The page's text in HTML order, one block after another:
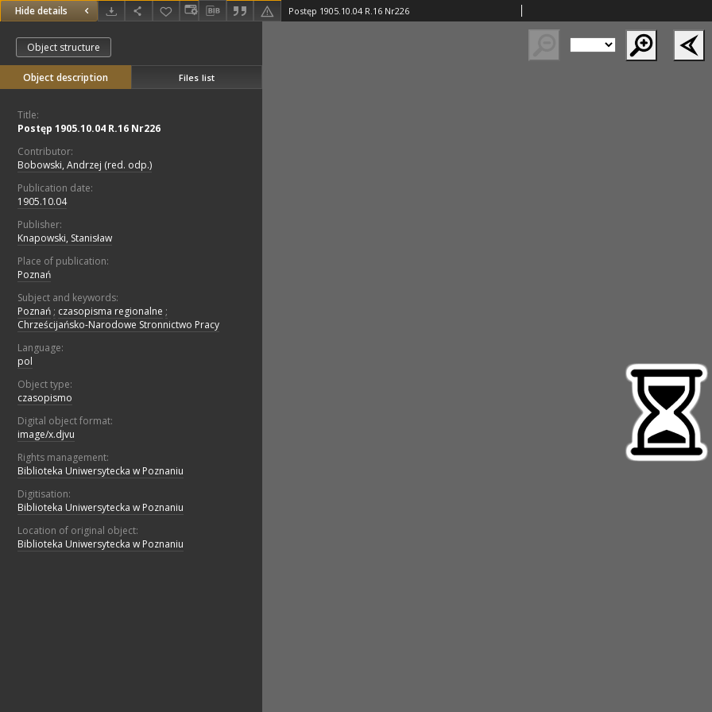
Hide details Postęp 1905.10.04 R.16 Nr226
Object structure
Object description Files list
Title:
Postęp 1905.10.04 R.16 Nr226
Contributor:
Bobowski, Andrzej (red. odp.)
Publication date:
1905.10.04
Publisher:
Knapowski, Stanisław
Place of publication:
Poznań
Subject and keywords:
Poznań ; czasopisma regionalne ;
Chrześcijańsko-Narodowe Stronnictwo Pracy
Language:
pol
Object type:
czasopismo
Digital object format:
image/x.djvu
Rights management:
Biblioteka Uniwersytecka w Poznaniu
Digitisation:
Biblioteka Uniwersytecka w Poznaniu
Location of original object:
Biblioteka Uniwersytecka w Poznaniu